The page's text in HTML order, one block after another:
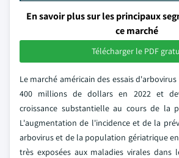
En savoir plus sur les principaux
ce marché
Télécharger le PDF
Le marché américain des essais
400 millions de dollars en 2022 et
croissance substantielle au cours de la
L'augmentation de l'incidence et de la
arbovirus et de la population gériatrique
très exposées aux maladies virales dans